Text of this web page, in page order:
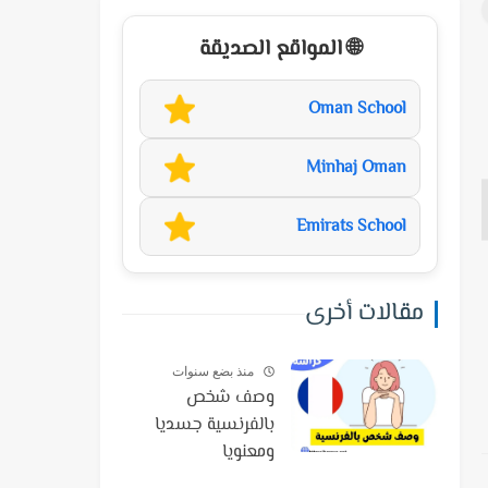
🌐 المواقع الصديقة
Oman School
Minhaj Oman
Emirats School
مقالات أخرى
منذ بضع سنوات
وصف شخص
بالفرنسية جسديا
ومعنويا